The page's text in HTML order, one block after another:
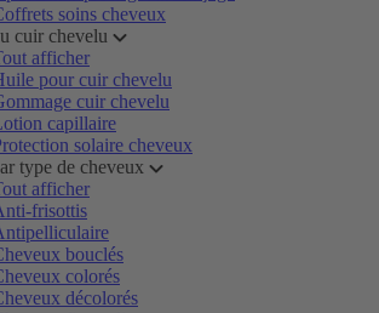
soins cheveux
cuir chevelu
afficher
pour cuir chevelu
cuir chevelu
capillaire
solaire cheveux
type de cheveux
afficher
frisottis
bouclés
colorés
décolorés